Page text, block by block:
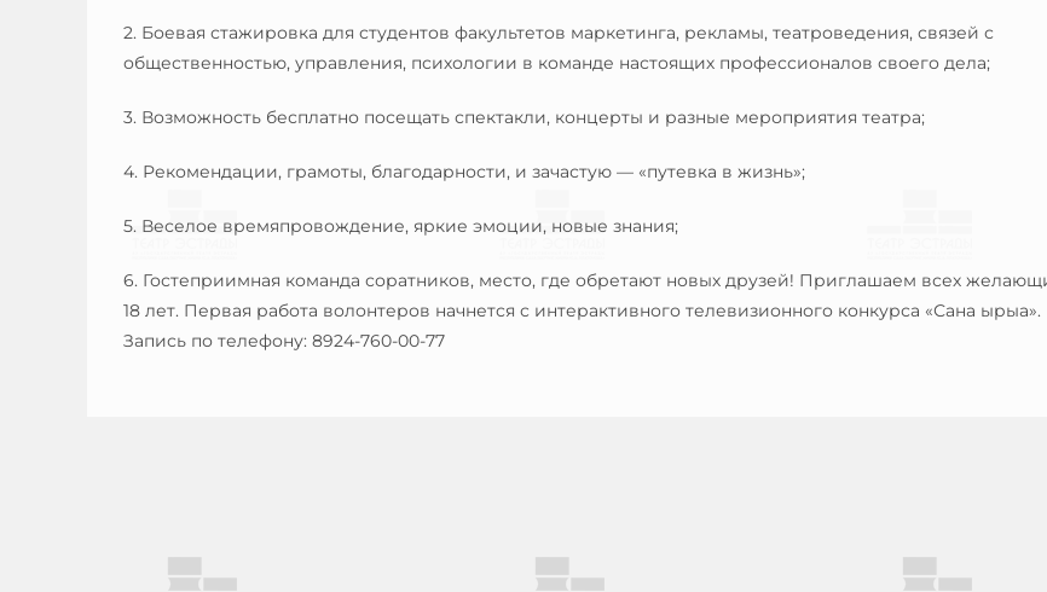
2. Боевая стажировка для студентов факультетов маркетинга, рекламы, театроведения, связей с
общественностью, управления, психологии в команде настоящих профессионалов своего дела;
3. Возможность бесплатно посещать спектакли, концерты и разные мероприятия театра;
4. Рекомендации, грамоты, благодарности, и зачастую — «путевка в жизнь»;
5. Веселое времяпровождение, яркие эмоции, новые знания;
6. Гостеприимная команда соратников, место, где обретают новых друзей! Приглашаем всех
18 лет. Первая работа волонтеров начнется с интерактивного телевизионного конкурса «Сана ырыа».
Запись по телефону: 8924-760-00-77